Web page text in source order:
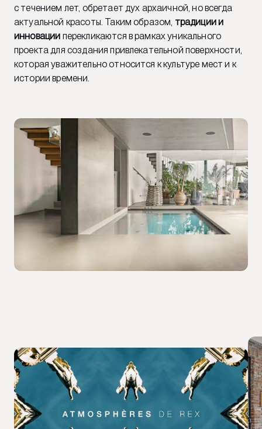
с течением лет, обретает дух архаичной, но всегда
актуальной красоты. Таким образом, традиции и
инновации перекликаются в рамках уникального
проекта для создания привлекательной поверхности,
которая уважительно относится к культуре мест и к
истории времени.